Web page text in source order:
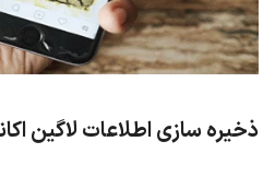
ذخیره سازی اطلاعات لاگین